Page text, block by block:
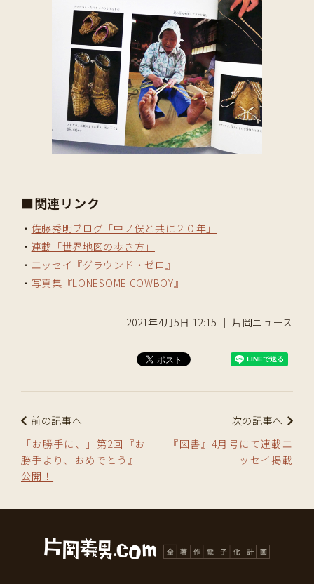
■関連リンク
・ 佐藤秀明ブログ「中ノ俣と共に２０年」
・ 連載「世界地図の歩き方」
・ エッセイ『グラウンド・ゼロ』
・ 写真集『LONESOME COWBOY』
2021年4月5日 12:15 ｜ 片岡ニュース
前の記事へ
「お勝手に、」第2回『お
勝手より、おめでとう』
公開！
次の記事へ
『図書』4月号にて連載エ
ッセイ掲載